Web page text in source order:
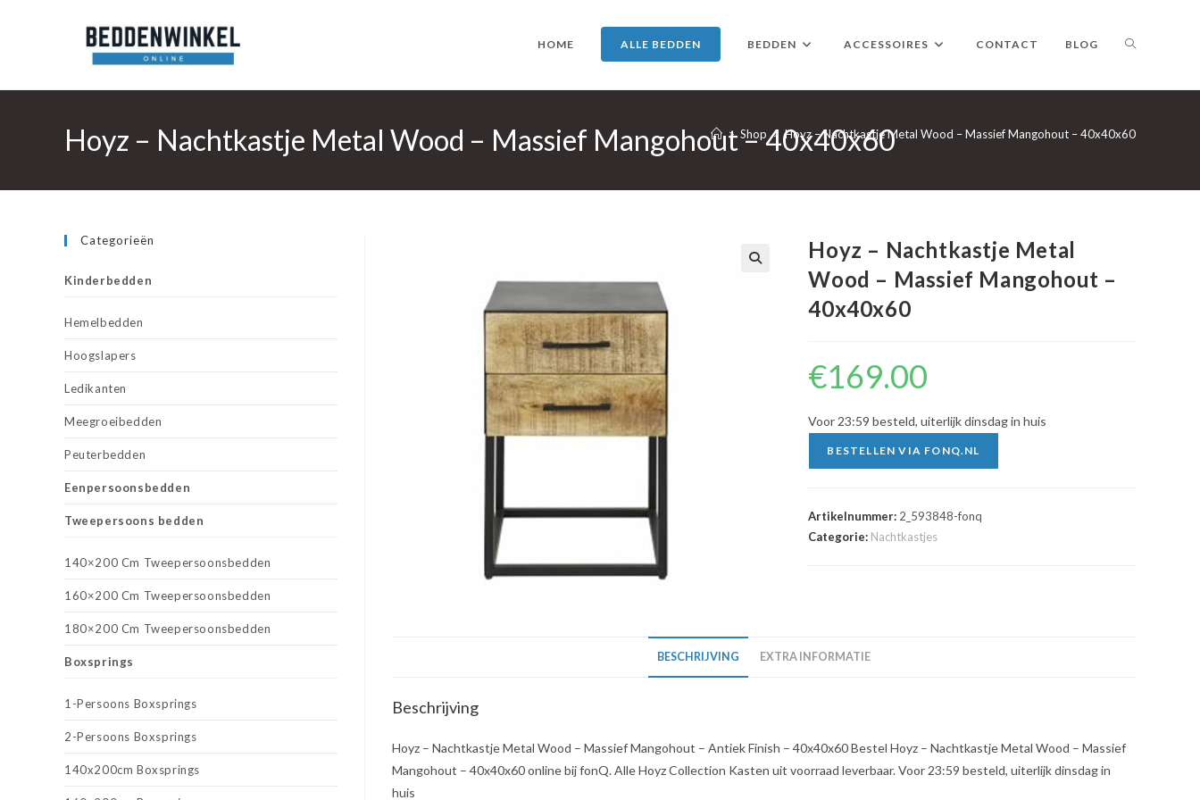
HOME ALLE BEDDEN BEDDEN ACCESSOIRES CONTACT BLOG TOGGLE
WEBSITE
Hoyz – Nachtkastje Metal Wood – Massief Mangohout – 40x40x60
> Shop > Hoyz – Nachtkastje Metal Wood – Massief Mangohout – 40x40x60
Hoyz – Nachtkastje Metal
Wood – Massief Mangohout –
40x40x60
€169.00
Voor 23:59 besteld, uiterlijk dinsdag in huis
BESTELLEN VIA FONQ.NL
Artikelnummer: 2_593848-fonq
Categorie: Nachtkastjes
BESCHRIJVING EXTRA INFORMATIE
Beschrijving
Hoyz – Nachtkastje Metal Wood – Massief Mangohout – Antiek Finish – 40x40x60 Bestel Hoyz – Nachtkastje Metal Wood – Massief
Mangohout – 40x40x60 online bij fonQ. Alle Hoyz Collection Kasten uit voorraad leverbaar. Voor 23:59 besteld, uiterlijk dinsdag in
huis
Categorieën
Kinderbedden
Hemelbedden
Hoogslapers
Ledikanten
Meegroeibedden
Peuterbedden
Eenpersoonsbedden
Tweepersoons bedden
140×200 Cm Tweepersoonsbedden
160×200 Cm Tweepersoonsbedden
180×200 Cm Tweepersoonsbedden
Boxsprings
1-Persoons Boxsprings
2-Persoons Boxsprings
140x200cm Boxsprings